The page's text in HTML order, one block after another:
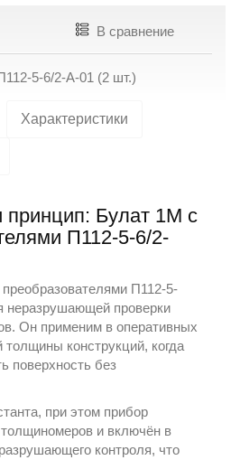
В сравнение
5-6/2-А-01 (2 шт.)
Характеристики
принцип: Булат 1М с
П112-5-6/2-
П112-5-
неразрушающей проверки
Он применим в оперативных
толщины конструкций, когда
поверхность без
, при этом прибор
толщиномеров и включён в
контроля, что